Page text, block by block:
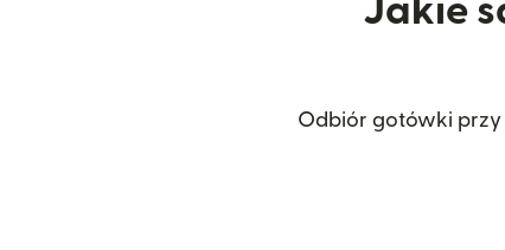
Jakie
Odbiór gotówki przy